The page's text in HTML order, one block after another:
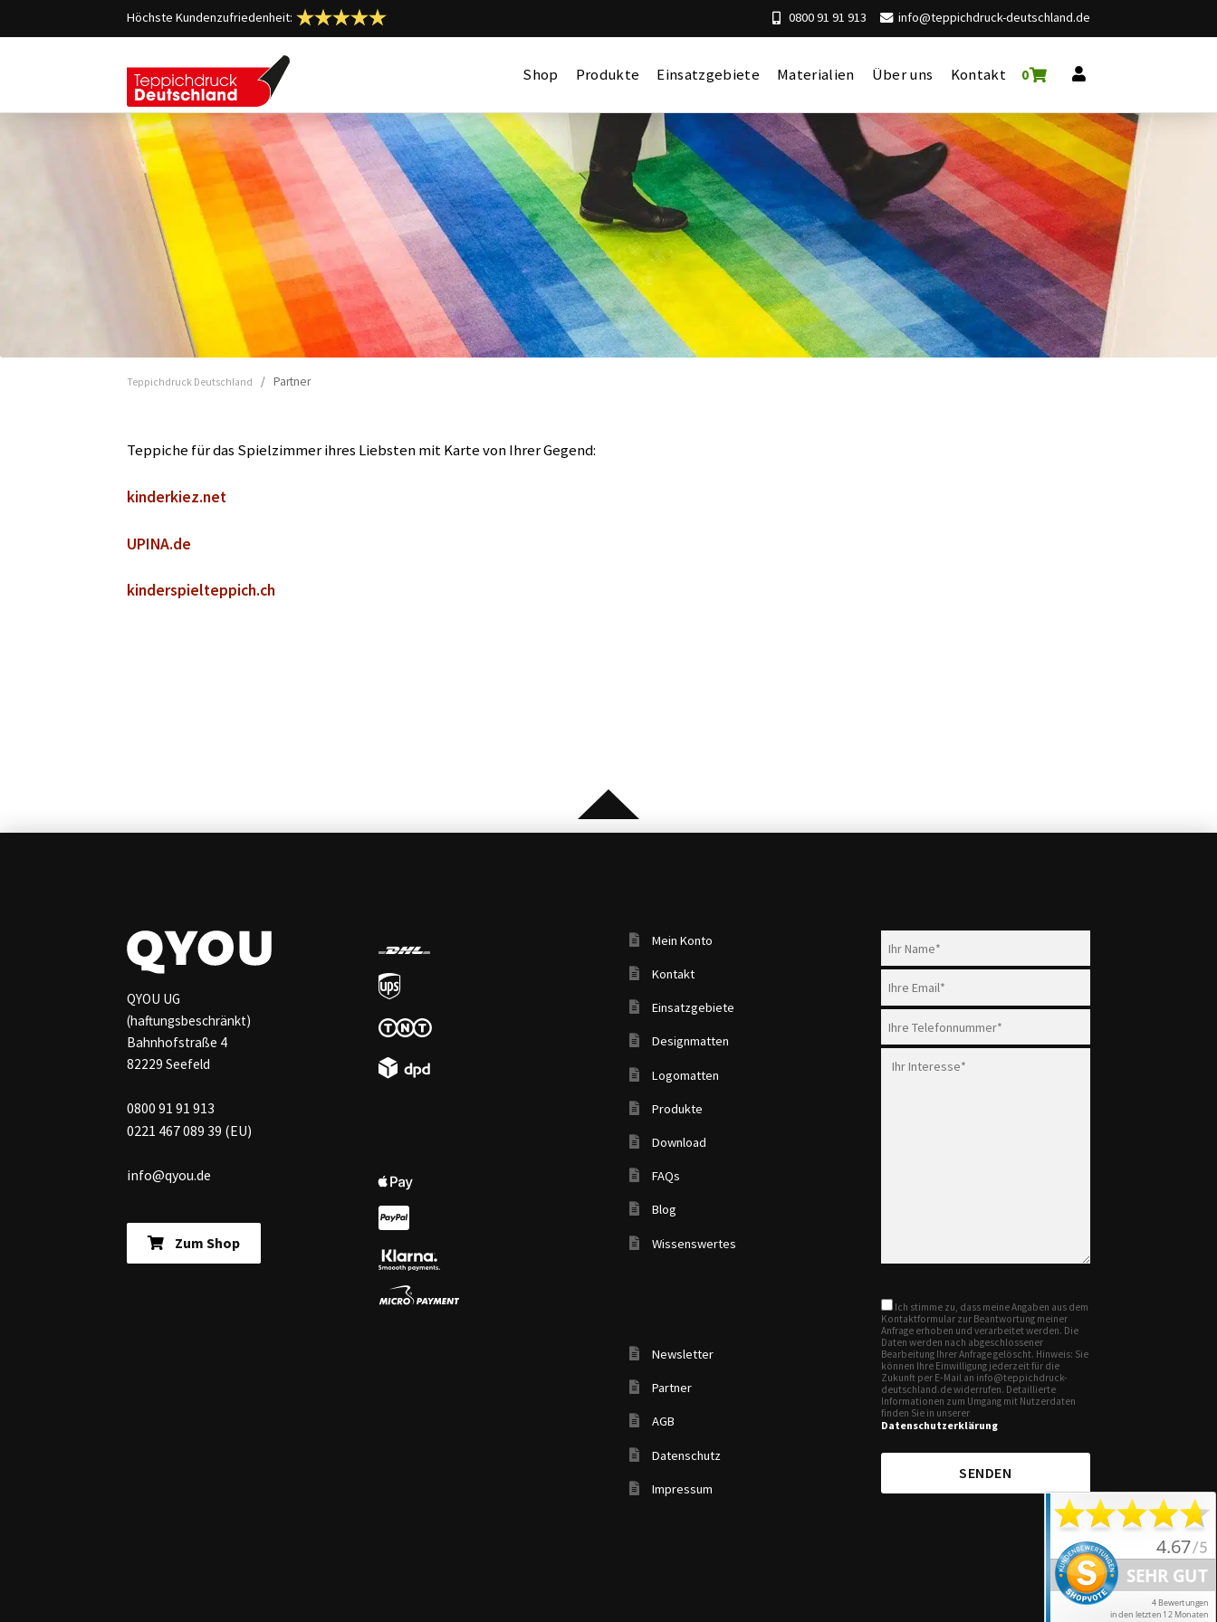
Höchste Kundenzufriedenheit: 0800 91 91 913 info@teppichdruck-deutschland.de
Shop Produkte Einsatzgebiete Materialien Über uns Kontakt 0
Teppichdruck Deutschland / Partner
Teppiche für das Spielzimmer ihres Liebsten mit Karte von Ihrer Gegend:
kinderkiez.net
UPINA.de
kinderspielteppich.ch
QYOU UG
(haftungsbeschränkt)
Bahnhofstraße 4
82229 Seefeld
0800 91 91 913
0221 467 089 39 (EU)
info@qyou.de
Zum Shop
Mein Konto
Kontakt
Einsatzgebiete
Designmatten
Logomatten
Produkte
Download
FAQs
Blog
Wissenswertes
Newsletter
Partner
AGB
Datenschutz
Impressum
Ich stimme zu, dass meine Angaben aus dem
Kontaktformular zur Beantwortung meiner
Anfrage erhoben und verarbeitet werden. Die
Daten werden nach abgeschlossener
Bearbeitung Ihrer Anfrage gelöscht. Hinweis: Sie
können Ihre Einwilligung jederzeit für die
Zukunft per E-Mail an info@teppichdruck-
deutschland.de widerrufen. Detaillierte
Informationen zum Umgang mit Nutzerdaten
finden Sie in unserer
Datenschutzerklärung